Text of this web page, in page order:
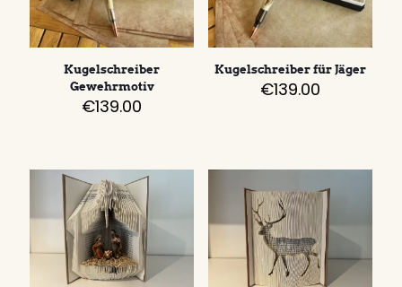
Kugelschreiber
Gewehrmotiv
€139.00
Kugelschreiber für Jäger
€139.00